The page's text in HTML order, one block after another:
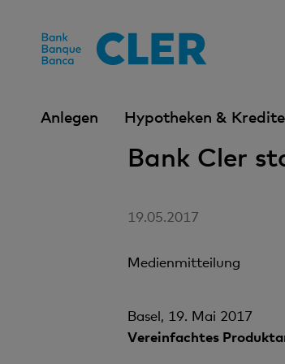
Anlegen Hypotheken & Kredite
Bank Cler
19.05.2017
Medienmitteilung
Basel, 19. Mai 2017
Vereinfachtes